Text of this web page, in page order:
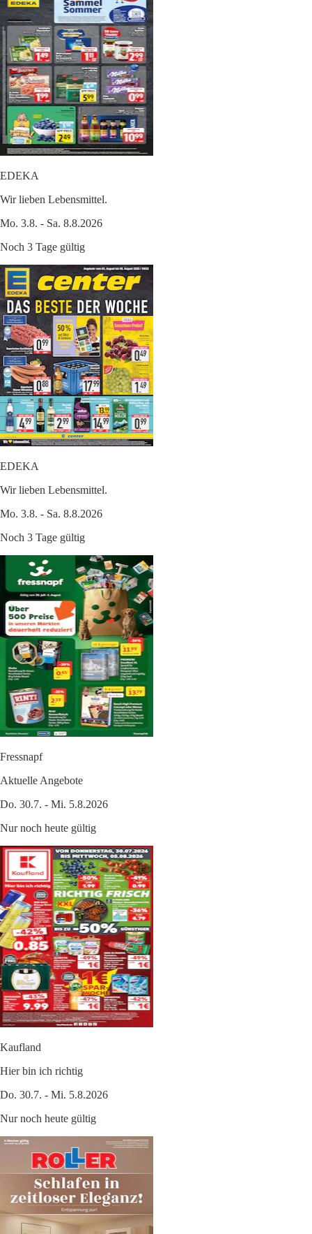
EDEKA
Wir lieben Lebensmittel.
Mo. 3.8. - Sa. 8.8.2026
Noch 3 Tage gültig
EDEKA
Wir lieben Lebensmittel.
Mo. 3.8. - Sa. 8.8.2026
Noch 3 Tage gültig
Fressnapf
Aktuelle Angebote
Do. 30.7. - Mi. 5.8.2026
Nur noch heute gültig
Kaufland
Hier bin ich richtig
Do. 30.7. - Mi. 5.8.2026
Nur noch heute gültig